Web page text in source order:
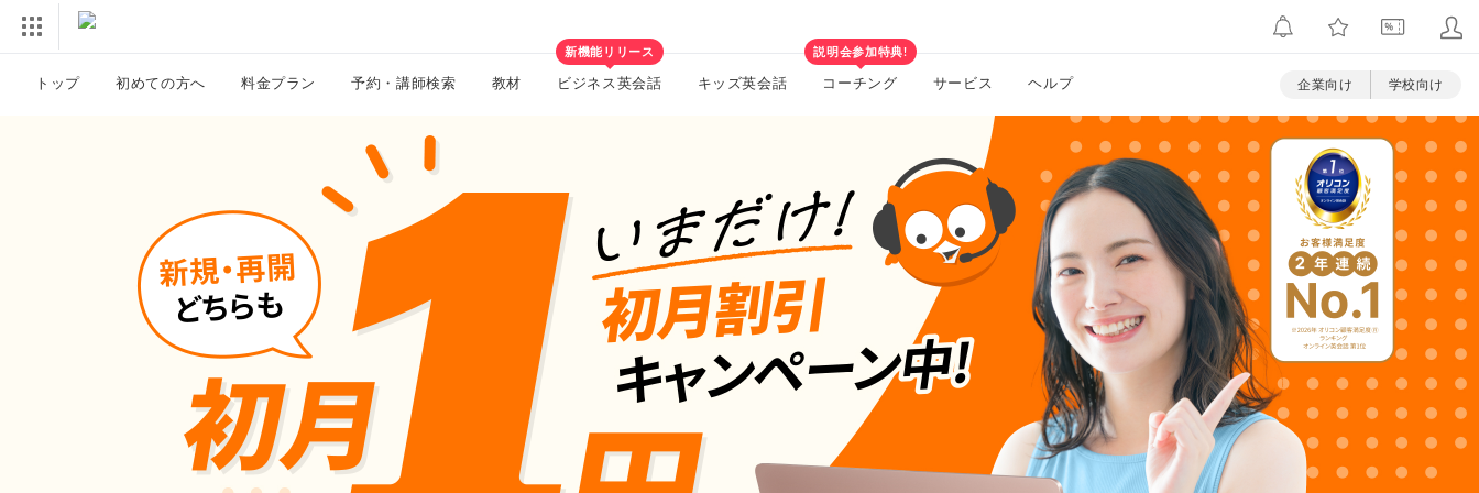
トップ 初めての方へ 料金プラン 予約・講師検索 教材
新機能リリース
ビジネス英会話 キッズ英会話
説明会参加特典!
コーチング サービス ヘルプ 企業向け 学校向け